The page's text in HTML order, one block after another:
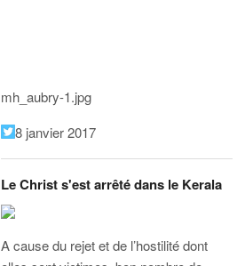
mh_aubry-1.jpg
8 janvier 2017
Le Christ s'est arrêté dans le Kerala
A cause du rejet et de l’hostilité dont